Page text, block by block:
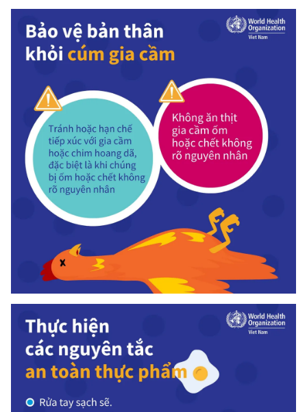
Giấy phép hoạt động báo in và báo điện tử số 483/GP-BTTTT
cấp ngày 29/12/2023
Tổng Biên tập:Vũ Thanh Thủy
Phó Tổng Biên tập:Nguyễn Thị Mỹ Hạnh, Phạm Quốc Thắng,
Tổng đài VTV:024.38 355 931 - 024.38 355 932
Ðiện thoại Thời báo VTV:
024.66 897 897
Email:toasoan@vtv.vn
Liên hệ quảng cáo:024-7300.7108
® Cấm sao chép dưới mọi hình thức nếu không có sự chấp
thuận bằng văn bản. Ghi rõ nguồn VTV.vn khi phát hành lại
thông tin từ website này.